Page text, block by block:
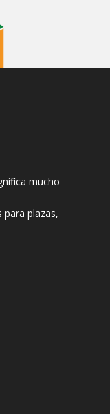
mucho
para plazas,